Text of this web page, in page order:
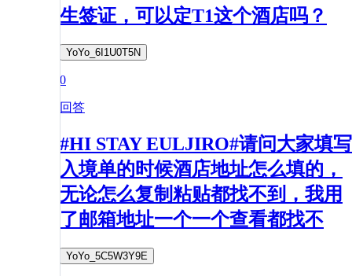
生签证，可以定T1这个酒店吗？
YoYo_6I1U0T5N
0
回答
#HI STAY EULJIRO#请问大家填写
入境单的时候酒店地址怎么填的，
无论怎么复制粘贴都找不到，我用
了邮箱地址一个一个查看都找不
YoYo_5C5W3Y9E